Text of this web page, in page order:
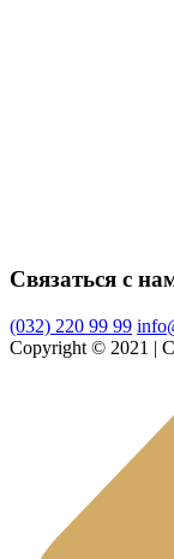
Связаться с
(032) 220 99 99
Copyright © 2021 |